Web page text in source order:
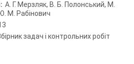
А. Г. Мерзляк, В. Б. Полонський, М.
М. Рабінович
задач і контрольних робіт